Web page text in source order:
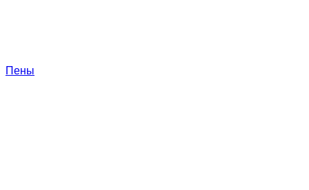
Пены